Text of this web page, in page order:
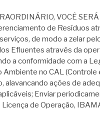
VOCÊ
de Resíduos
de modo a zelar
Efluentes através da
a conformidade com a
no CAL (Controle
alavancando ações de
Enviar
de Operação,